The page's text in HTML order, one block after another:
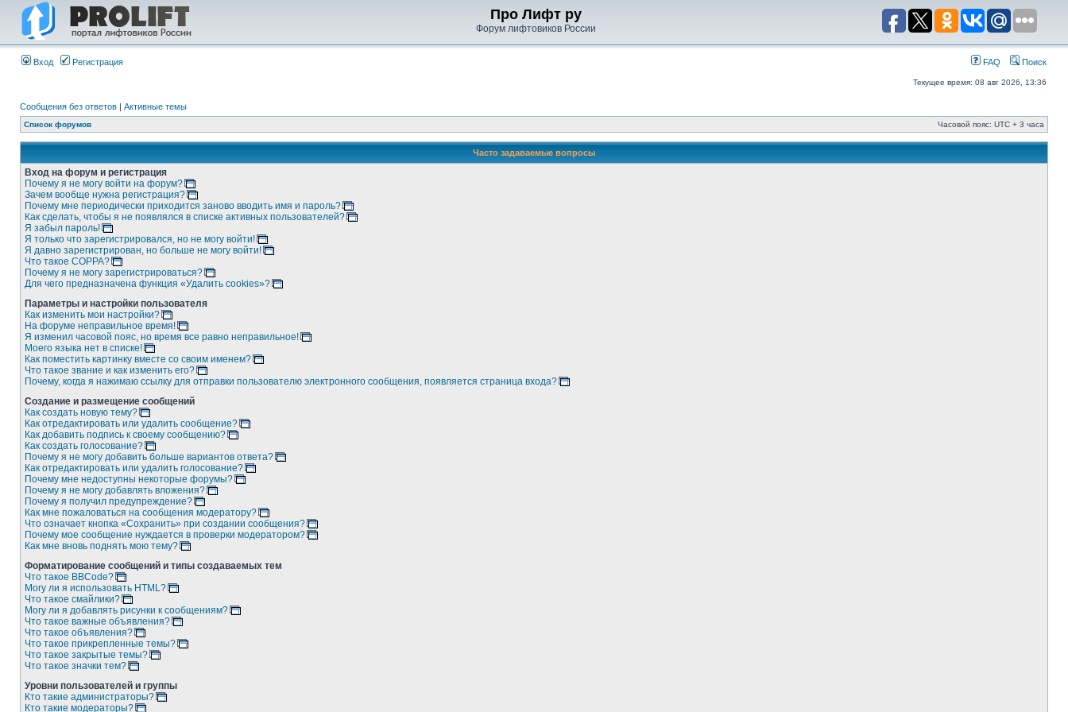
Про Лифт ру
Форум лифтовиков России
Вход Регистрация FAQ Поиск
Текущее время: 08 авг 2026, 13:36
Сообщения без ответов | Активные темы
Список форумов Часовой пояс: UTC + 3 часа
Часто задаваемые вопросы
Вход на форум и регистрация
Почему я не могу войти на форум?
Зачем вообще нужна регистрация?
Почему мне периодически приходится заново вводить имя и пароль?
Как сделать, чтобы я не появлялся в списке активных пользователей?
Я забыл пароль!
Я только что зарегистрировался, но не могу войти!
Я давно зарегистрирован, но больше не могу войти!
Что такое COPPA?
Почему я не могу зарегистрироваться?
Для чего предназначена функция «Удалить cookies»?
Параметры и настройки пользователя
Как изменить мои настройки?
На форуме неправильное время!
Я изменил часовой пояс, но время все равно неправильное!
Моего языка нет в списке!
Как поместить картинку вместе со своим именем?
Что такое звание и как изменить его?
Почему, когда я нажимаю ссылку для отправки пользователю электронного сообщения, появляется страница входа?
Создание и размещение сообщений
Как создать новую тему?
Как отредактировать или удалить сообщение?
Как добавить подпись к своему сообщению?
Как создать голосование?
Почему я не могу добавить больше вариантов ответа?
Как отредактировать или удалить голосование?
Почему мне недоступны некоторые форумы?
Почему я не могу добавлять вложения?
Почему я получил предупреждение?
Как мне пожаловаться на сообщения модератору?
Что означает кнопка «Сохранить» при создании сообщения?
Почему мое сообщение нуждается в проверки модератором?
Как мне вновь поднять мою тему?
Форматирование сообщений и типы создаваемых тем
Что такое BBCode?
Могу ли я использовать HTML?
Что такое смайлики?
Могу ли я добавлять рисунки к сообщениям?
Что такое важные объявления?
Что такое объявления?
Что такое прикрепленные темы?
Что такое закрытые темы?
Что такое значки тем?
Уровни пользователей и группы
Кто такие администраторы?
Кто такие модераторы?